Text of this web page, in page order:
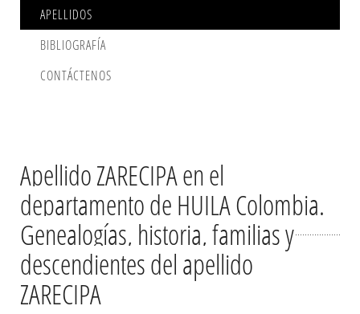
APELLIDOS
BIBLIOGRAFÍA
CONTÁCTENOS
Apellido ZARECIPA en el
departamento de HUILA Colombia.
Genealogías, historia, familias y
descendientes del apellido
ZARECIPA